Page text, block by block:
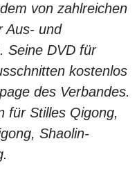
von zahlreichen
Aus- und
Seine DVD für
kostenlos
des Verbandes.
für Stilles Qigong,
Shaolin-